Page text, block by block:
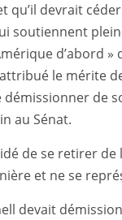
qu’il devrait
soutiennent
d’abord »
le mérite
démissionner de
au Sénat.
de se retirer de
et ne se
devait